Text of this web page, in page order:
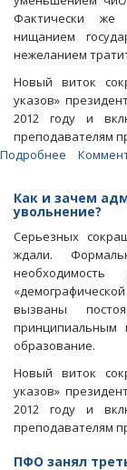
Фактически же
нищанием
нежеланием
Новый виток
указов»
2012 году и
преподавателям
Подробнее
СГУ
о
начале
массовых
вузе
Как и зачем
увольнение?
Серьезных
ждали.
вызваны
принципиальным
образование.
Новый виток
указов»
2012 году и
преподавателям
ПФО занял